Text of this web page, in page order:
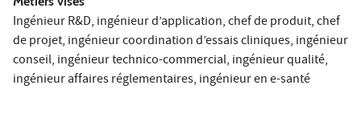
Ingénieur R&D, ingénieur d’application, chef de produit, chef
de projet, ingénieur coordination d’essais cliniques, ingénieur
conseil, ingénieur technico-commercial, ingénieur qualité,
ingénieur affaires réglementaires, ingénieur en e-santé